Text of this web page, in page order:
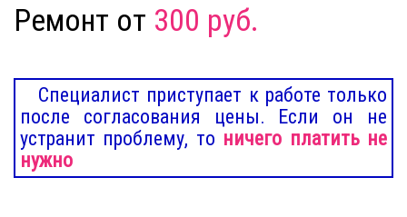
Ремонт от 300 руб.
Специалист приступает к работе только
после согласования цены. Если он не
устранит проблему, то ничего платить не
нужно